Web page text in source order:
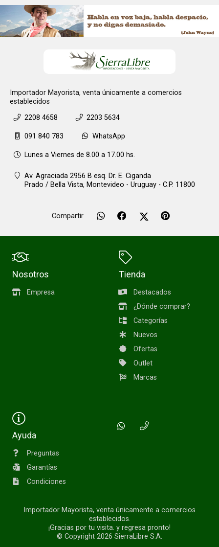
Importador Mayorista, venta únicamente a comercios
establecidos
2208 4658
2203 5634
091 840 783 WhatsApp
Lunes a Viernes de 8.00 a 17.00 hs.
Av. Agraciada 2956 B esq. Dr. E. Ciganda
Prado / Bella Vista, Montevideo - Uruguay - C.P. 11800
Compartir
Nosotros
Empresa
Tienda
Destacados
¿Dónde comprar?
Categorías
Nuevos
Ofertas
Outlet
Marcas
Ayuda
Preguntas
Garantías
Condiciones
Importador Mayorista, venta únicamente a comercios
establecidos.
¡Gracias por tu visita. y regresa pronto!
© Copyright 2026 SierraLibre S.A.